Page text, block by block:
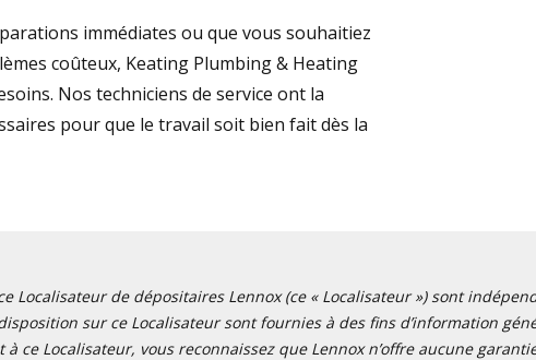
immédiates ou que vous souhaitiez
coûteux, Keating Plumbing & Heating
Nos techniciens de service ont la
pour que le travail soit bien fait dès la
Localisateur de dépositaires Lennox (ce « Localisateur ») sont
sur ce Localisateur sont fournies à des fins d’information
ce Localisateur, vous reconnaissez que Lennox n’offre aucune